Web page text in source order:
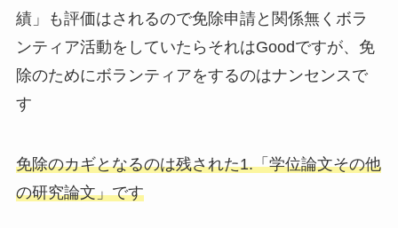
績」も評価はされるので免除申請と関係無くボラ
ンティア活動をしていたらそれはGoodですが、免
除のためにボランティアをするのはナンセンスで
す
免除のカギとなるのは残された1.「学位論文その他
の研究論文」です